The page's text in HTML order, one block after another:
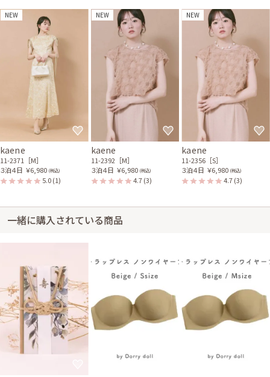
NEW
kaene
11-2371［M］
３泊４日 ￥6,980 (税込)
5.0(1)
NEW
kaene
11-2392［M］
３泊４日 ￥6,980 (税込)
4.7(3)
NEW
kaene
11-2356［S］
３泊４日 ￥6,980 (税込)
4.7(3)
一緒に購入されている商品